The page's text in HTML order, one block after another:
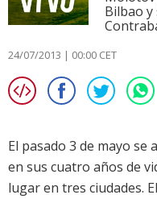
Bilbao
24/07/2013 | 00:00 CET
El pasado 3 de mayo
en sus cuatro años de
lugar en tres ciudades.